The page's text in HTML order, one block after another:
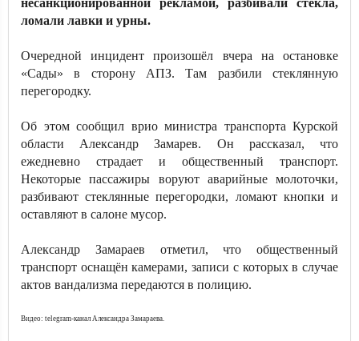
несанкционированной рекламой, разбивали стёкла,
ломали лавки и урны.
Очередной инцидент произошёл вчера на остановке
«Сады» в сторону АПЗ. Там разбили стеклянную
перегородку.
Об этом сообщил врио министра транспорта Курской
области Александр Замарев. Он рассказал, что
ежедневно страдает и общественный транспорт.
Некоторые пассажиры воруют аварийные молоточки,
разбивают стеклянные перегородки, ломают кнопки и
оставляют в салоне мусор.
Александр Замараев отметил, что общественный
транспорт оснащён камерами, записи с которых в случае
актов вандализма передаются в полицию.
Видео: telegram-канал Александра Замараева.